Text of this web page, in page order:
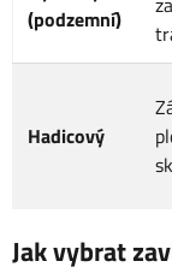
(podzemní)
Hadicový
Jak vybrat